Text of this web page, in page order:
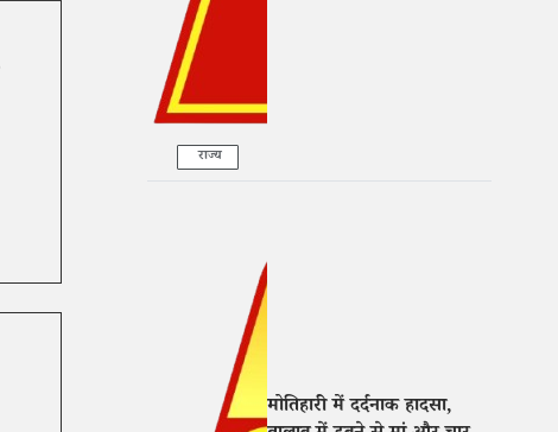
राज्य
मोतिहारी में दर्दनाक हादसा,